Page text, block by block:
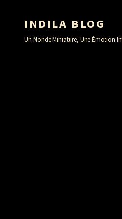
INDILA BLOG
Un Monde Miniature, Une Émotion